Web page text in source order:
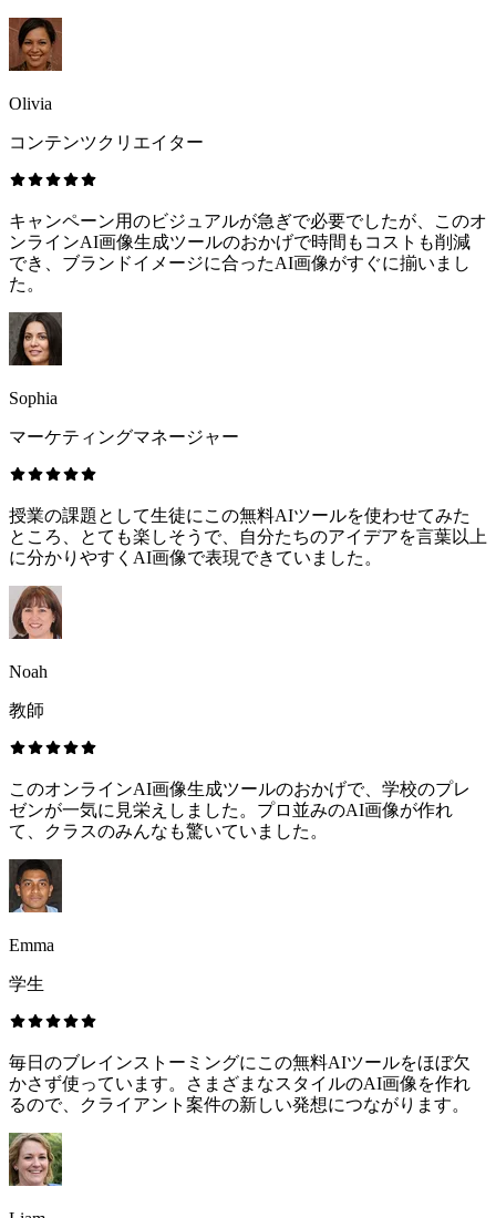
Olivia
コンテンツクリエイター
キャンペーン用のビジュアルが急ぎで必要でしたが、このオ
ンラインAI画像生成ツールのおかげで時間もコストも削減
でき、ブランドイメージに合ったAI画像がすぐに揃いまし
た。
Sophia
マーケティングマネージャー
授業の課題として生徒にこの無料AIツールを使わせてみた
ところ、とても楽しそうで、自分たちのアイデアを言葉以上
に分かりやすくAI画像で表現できていました。
Noah
教師
このオンラインAI画像生成ツールのおかげで、学校のプレ
ゼンが一気に見栄えしました。プロ並みのAI画像が作れ
て、クラスのみんなも驚いていました。
Emma
学生
毎日のブレインストーミングにこの無料AIツールをほぼ欠
かさず使っています。さまざまなスタイルのAI画像を作れ
るので、クライアント案件の新しい発想につながります。